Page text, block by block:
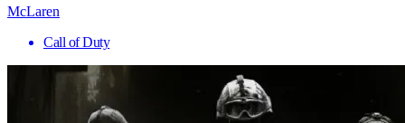
McLaren
Call of Duty